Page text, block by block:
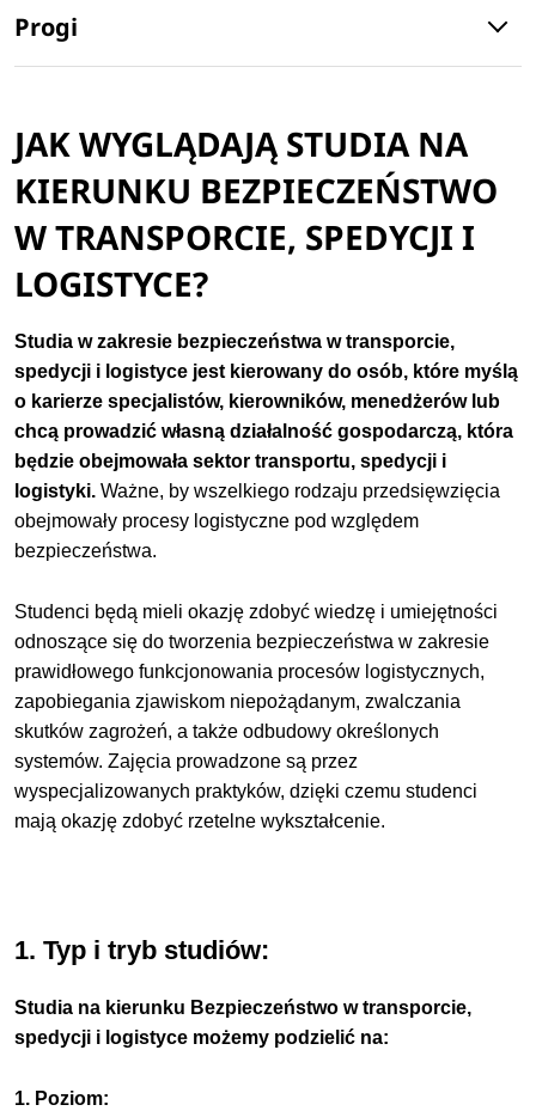
Progi
JAK WYGLĄDAJĄ STUDIA NA
KIERUNKU BEZPIECZEŃSTWO
W TRANSPORCIE, SPEDYCJI I
LOGISTYCE?
Studia w zakresie bezpieczeństwa w transporcie,
spedycji i logistyce jest kierowany do osób, które myślą
o karierze specjalistów, kierowników, menedżerów lub
chcą prowadzić własną działalność gospodarczą, która
będzie obejmowała sektor transportu, spedycji i
logistyki.Ważne, by wszelkiego rodzaju przedsięwzięcia
obejmowały procesy logistyczne pod względem
bezpieczeństwa.
Studenci będą mieli okazję zdobyć wiedzę i umiejętności
odnoszące się do tworzenia bezpieczeństwa w zakresie
prawidłowego funkcjonowania procesów logistycznych,
zapobiegania zjawiskom niepożądanym, zwalczania
skutków zagrożeń, a także odbudowy określonych
systemów. Zajęcia prowadzone są przez
wyspecjalizowanych praktyków, dzięki czemu studenci
mają okazję zdobyć rzetelne wykształcenie.
1. Typ i tryb studiów:
Studia na kierunku Bezpieczeństwo w transporcie,
spedycji i logistyce możemy podzielić na:
1. Poziom: